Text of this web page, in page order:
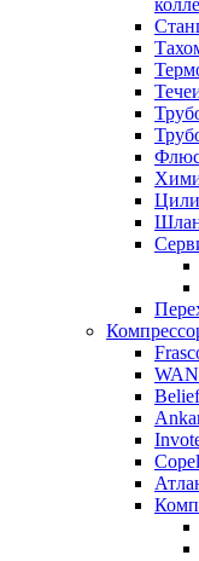
Belief